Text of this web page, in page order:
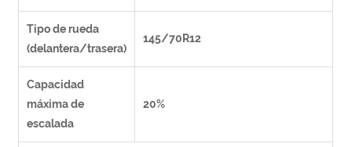
Tipo de rueda
(delantera/trasera)
145/70R12
Capacidad
máxima de
escalada
20%